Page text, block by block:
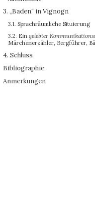
3. „Baden“ in Vignogn
3.1. Sprachräumliche Situierung
3.2. Ein gelebter
Märchenerzähler, Bergführer,
4. Schluss
Bibliographie
Anmerkungen